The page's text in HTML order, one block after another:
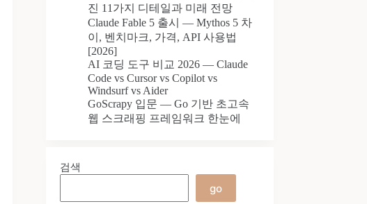
진 11가지 디테일과 미래 전망
Claude Fable 5 출시 — Mythos 5 차
이, 벤치마크, 가격, API 사용법
[2026]
AI 코딩 도구 비교 2026 — Claude
Code vs Cursor vs Copilot vs
Windsurf vs Aider
GoScrapy 입문 — Go 기반 초고속
웹 스크래핑 프레임워크 한눈에
검색
go